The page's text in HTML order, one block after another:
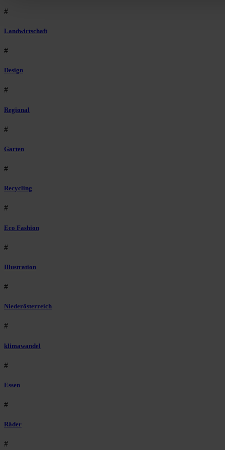
#
Landwirtschaft
#
Design
#
Regional
#
Garten
#
Recycling
#
Eco Fashion
#
Illustration
#
Niederösterreich
#
klimawandel
#
Essen
#
Räder
#